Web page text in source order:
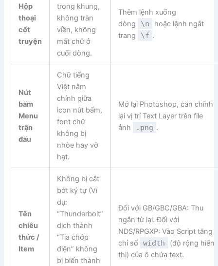
Hộp
thoại
cốt
truyện
trong khung,
không tràn
viền, không
mất chữ ở
cuối dòng.
Thêm lệnh xuống
dòng
\n
hoặc lệnh ngắt
trang
\f .
Nút
bấm
Menu
trận
đấu
Chữ tiếng
Việt nằm
chính giữa
icon nút bấm,
font chữ
không bị
nhòe hay vỡ
hạt.
Mở lại Photoshop, căn chỉnh
lại vị trí Text Layer trên file
ảnh
.png .
Tên
chiêu
thức /
Item
Không bị cắt
bớt ký tự (Ví
dụ:
“Thunderbolt”
dịch thành
“Tia chớp
điện” không
bị biến thành
Đối với GB/GBC/GBA: Thu
ngắn từ lại. Đối với
NDS/RPGXP: Vào Script tăng
chỉ số width
(độ rộng hiển
thị) của ô chứa text.